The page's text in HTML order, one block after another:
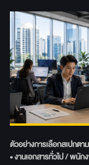
ตัวอย่างการเลือกสเปกต
• งานเอกสารทั่วไป / พนั